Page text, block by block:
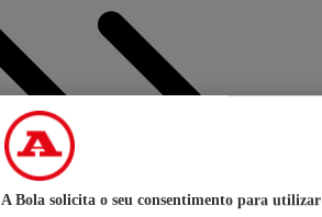
A Bola solicita o seu consentimento para utilizar